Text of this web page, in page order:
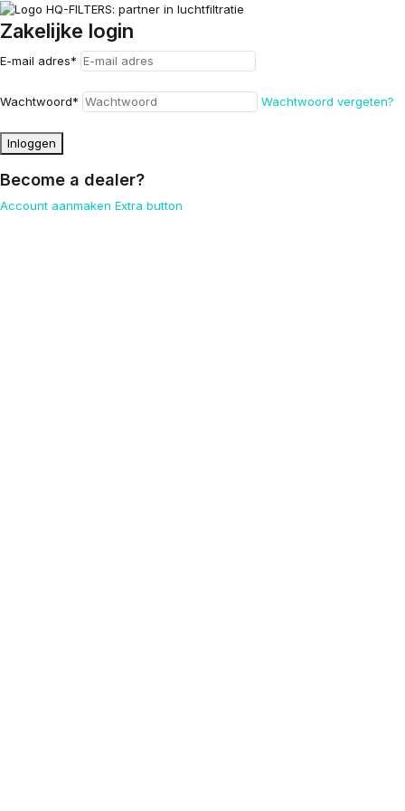
Zakelijke login
E-mail adres*
Wachtwoord* Wachtwoord vergeten?
Inloggen
Become a dealer?
Account aanmaken Extra button